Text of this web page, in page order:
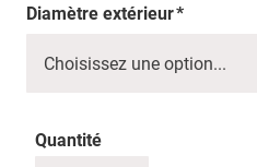
Diamètre extérieur
Quantité